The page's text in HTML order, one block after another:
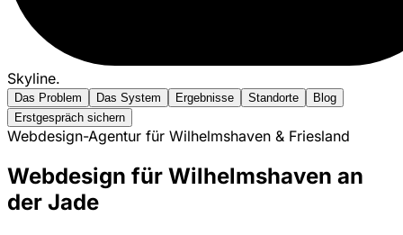
Skyline.
Das Problem Das System Ergebnisse Standorte
Blog
Erstgespräch sichern
Webdesign-Agentur für Wilhelmshaven & Friesland
Webdesign für Wilhelmshaven an
der Jade